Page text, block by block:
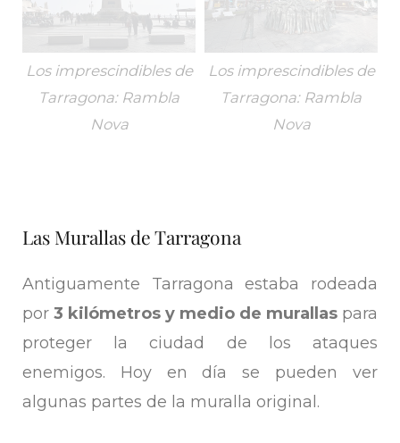
Los imprescindibles de
Tarragona: Rambla
Nova
Los imprescindibles de
Tarragona: Rambla
Nova
Las Murallas de Tarragona
Antiguamente Tarragona estaba rodeada
por 3 kilómetros y medio de murallas para
proteger la ciudad de los ataques
enemigos. Hoy en día se pueden ver
algunas partes de la muralla original.